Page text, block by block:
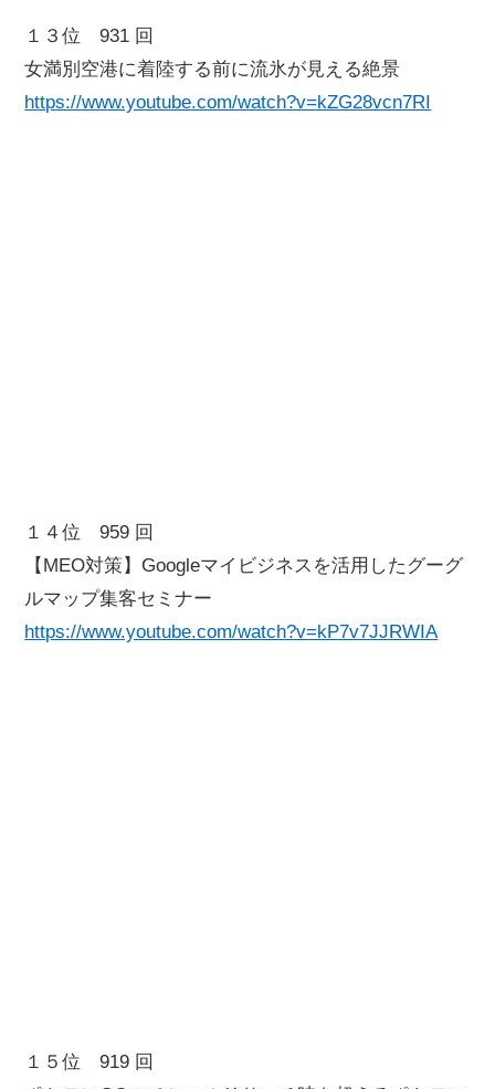
１３位 931 回
女満別空港に着陸する前に流氷が見える絶景
https://www.youtube.com/watch?v=kZG28vcn7RI
１４位 959 回
【MEO対策】Googleマイビジネスを活用したグーグ
ルマップ集客セミナー
https://www.youtube.com/watch?v=kP7v7JJRWIA
１５位 919 回